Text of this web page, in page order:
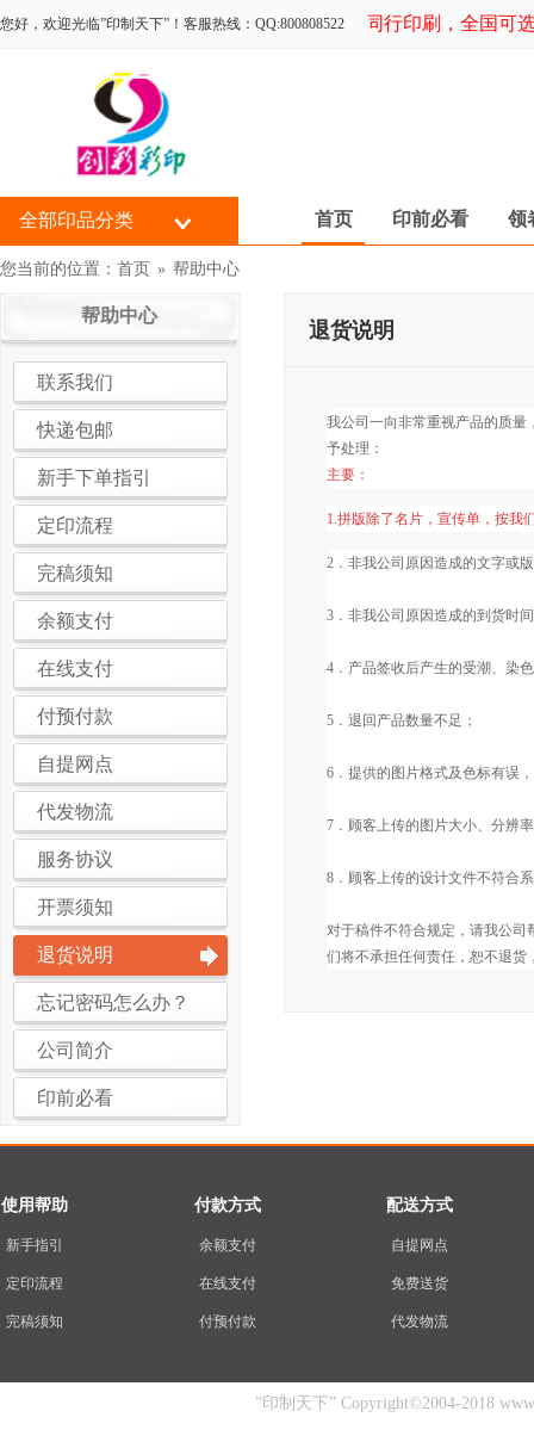
您好，欢迎光临”印制天下”！客服热线：QQ:800808522专为同行印刷，全国可选
全部印品分类 首页 印前必看 领
您当前的位置： 首页 » 帮助中心
帮助中心
联系我们
快递包邮
新手下单指引
定印流程
完稿须知
余额支付
在线支付
付预付款
自提网点
代发物流
服务协议
开票须知
退货说明
忘记密码怎么办？
公司简介
印前必看
退货说明
我公司一向非常重视产品的质量
予处理：
主要：
1.拼版除了名片，宣传单，按我
2．非我公司原因造成的文字或
3．非我公司原因造成的到货时
4．产品签收后产生的受潮、染
5．退回产品数量不足；
6．提供的图片格式及色标有误
7．顾客上传的图片大小、分辨
8．顾客上传的设计文件不符合
对于稿件不符合规定，请我公司
们将不承担任何责任，恕不退货
使用帮助
新手指引
定印流程
完稿须知
付款方式
余额支付
在线支付
付预付款
配送方式
自提网点
免费送货
代发物流
”印制天下” Copyright©2004-2018